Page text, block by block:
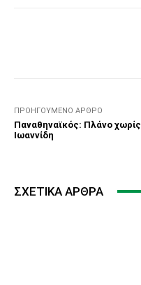
ΠΡΟΗΓΟΎΜΕΝΟ ΆΡΘΡΟ
Παναθηναϊκός: Πλάνο χωρίς
Ιωαννίδη
ΣΧΕΤΙΚΆ ΆΡΘΡΑ